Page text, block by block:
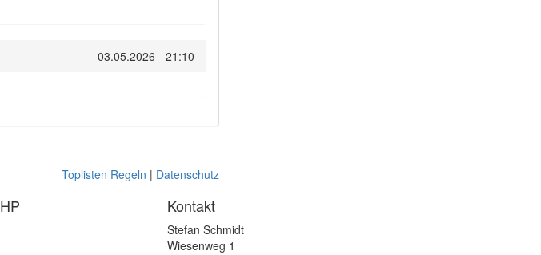
03.05.2026 - 21:10
Toplisten Regeln | Datenschutz
Kontakt
Stefan Schmidt
Wiesenweg 1